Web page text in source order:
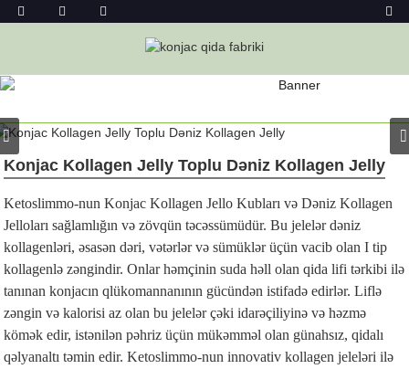
MƏHSUL
Konjac Kollagen Jelly Toplu Dəniz Kollagen Jelly
Ketoslimmo-nun Konjac Kollagen Jello Kubları və Dəniz Kollagen
Jelloları sağlamlığın və zövqün təcəssümüdür. Bu jelelər dəniz
kollagenləri, əsasən dəri, vətərlər və sümüklər üçün vacib olan I tip
kollagenlə zəngindir. Onlar həmçinin suda həll olan qida lifi tərkibi ilə
tanınan konjacın qlükomannanının gücündən istifadə edirlər. Liflə
zəngin və kalorisi az olan bu jelelər çəki idarəçiliyinə və həzmə
kömək edir, istənilən pəhriz üçün mükəmməl olan günahsız, qidalı
qəlyanaltı təmin edir. Ketoslimmo-nun innovativ kollagen jeleləri ilə